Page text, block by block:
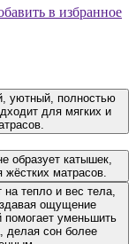
в избранное
уютный, полностью
для мягких и
образует катышек,
жёстких матрасов.
тепло и вес тела,
ощущение
помогает уменьшить
делая сон более